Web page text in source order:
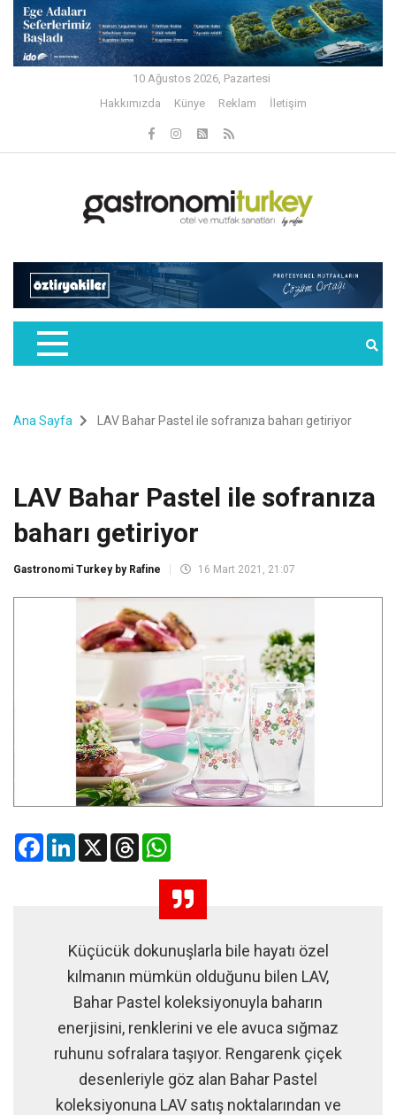
10 Ağustos 2026, Pazartesi
Hakkımızda
Künye Reklam İletişim
Ana Sayfa LAV Bahar Pastel ile sofranıza baharı getiriyor
LAV Bahar Pastel ile sofranıza
baharı getiriyor
Gastronomi Turkey by Rafine 16 Mart 2021, 21:07
FacebookLinkedIn
X Threads
Küçücük dokunuşlarla bile hayatı özel
kılmanın mümkün olduğunu bilen LAV,
Bahar Pastel koleksiyonuyla baharın
enerjisini, renklerini ve ele avuca sığmaz
ruhunu sofralara taşıyor. Rengarenk çiçek
desenleriyle göz alan Bahar Pastel
koleksiyonuna LAV satış noktalarından ve